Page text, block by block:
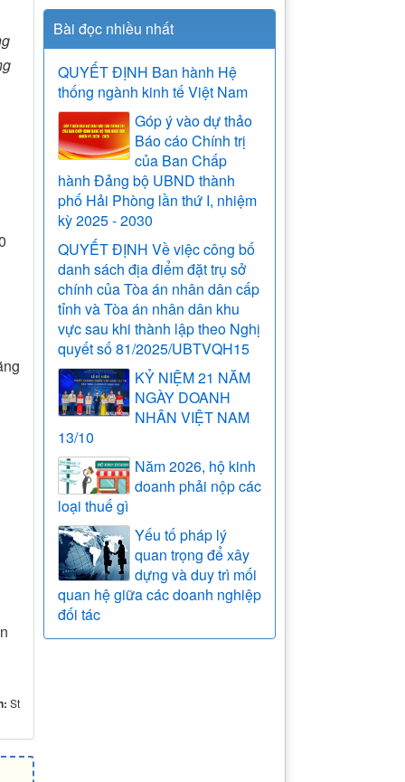
St
Bài đọc nhiều nhất
QUYẾT ĐỊNH Ban hành Hệ
thống ngành kinh tế Việt Nam
Góp ý vào dự thảo
Báo cáo Chính trị
của Ban Chấp
hành Đảng bộ UBND thành
phố Hải Phòng lần thứ I, nhiệm
kỳ 2025 - 2030
QUYẾT ĐỊNH Về việc công bố
danh sách địa điểm đặt trụ sở
chính của Tòa án nhân dân cấp
tỉnh và Tòa án nhân dân khu
vực sau khi thành lập theo Nghị
quyết số 81/2025/UBTVQH15
KỶ NIỆM 21 NĂM
NGÀY DOANH
NHÂN VIỆT NAM
13/10
Năm 2026, hộ kinh
doanh phải nộp các
loại thuế gì
Yếu tố pháp lý
quan trọng để xây
dựng và duy trì mối
quan hệ giữa các doanh nghiệp
đối tác